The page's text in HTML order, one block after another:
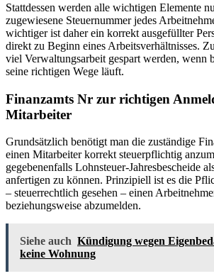
Stattdessen werden alle wichtigen Elemente
zugewiesene Steuernummer jedes
wichtiger ist daher ein korrekt ausgefüllter
direkt zu Beginn eines Arbeitsverhältnisses.
viel Verwaltungsarbeit gespart werden, wenn
seine richtigen Wege läuft.
Finanzamts Nr zur richtigen
Mitarbeiter
Grundsätzlich benötigt man die zuständige
einen Mitarbeiter korrekt steuerpflichtig
gegebenenfalls Lohnsteuer-Jahresbescheide
anfertigen zu können. Prinzipiell ist es die
– steuerrechtlich gesehen – einen
beziehungsweise abzumelden.
Siehe auch Kündigung wegen
keine Wohnung